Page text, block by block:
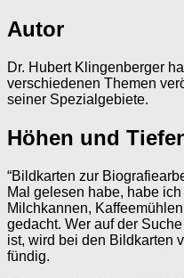
Autor
Dr. Hubert Klingenberger
verschiedenen Themen
seiner Spezialgebiete.
Höhen und
“Bildkarten zur
Mal gelesen habe, habe
Milchkannen,
gedacht. Wer auf der
ist, wird bei den Bildkarten
fündig.